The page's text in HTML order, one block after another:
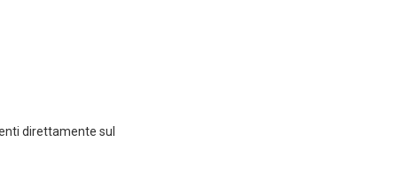
direttamente sul